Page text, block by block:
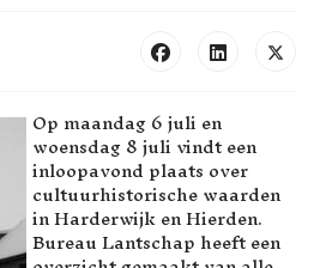
Op maandag 6 juli en
woensdag 8 juli vindt een
inloopavond plaats over
cultuurhistorische waarden
in Harderwijk en Hierden.
Bureau Lantschap heeft een